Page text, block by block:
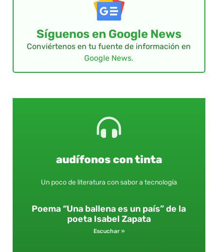
Síguenos en Google News
Conviértenos en tu fuente de información en
Google News.
audífonos con tinta
Un poco de literatura con sabor a tecnología
Poema “Una ballena es un país” de la
poeta Isabel Zapata
Escuchar »